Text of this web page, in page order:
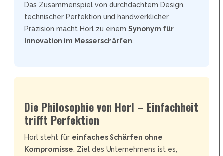
Das Zusammenspiel von durchdachtem Design,
technischer Perfektion und handwerklicher
Präzision macht Horl zu einem Synonym für
Innovation im Messerschärfen.
Die Philosophie von Horl – Einfachheit
trifft Perfektion
Horl steht für einfaches Schärfen ohne
Kompromisse. Ziel des Unternehmens ist es,